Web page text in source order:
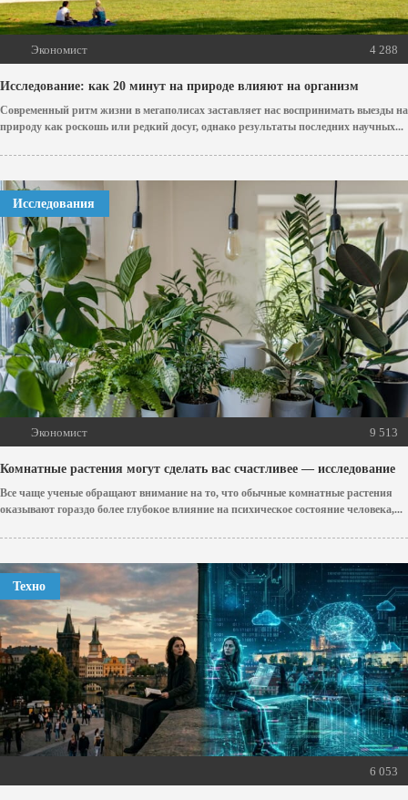
Экономист 4 288
Исследование: как 20 минут на природе влияют на организм
Современный ритм жизни в мегаполисах заставляет нас воспринимать выезды на
природу как роскошь или редкий досуг, однако результаты последних научных...
Исследования
Экономист 9 513
Комнатные растения могут сделать вас счастливее — исследование
Все чаще ученые обращают внимание на то, что обычные комнатные растения
оказывают гораздо более глубокое влияние на психическое состояние человека,...
Техно
6 053